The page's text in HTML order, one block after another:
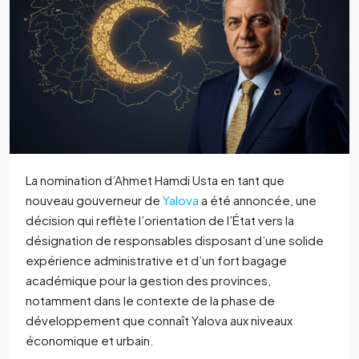
La nomination d’Ahmet Hamdi Usta en tant que
nouveau gouverneur de Yalova a été annoncée, une
décision qui reflète l’orientation de l’État vers la
désignation de responsables disposant d’une solide
expérience administrative et d’un fort bagage
académique pour la gestion des provinces,
notamment dans le contexte de la phase de
développement que connaît Yalova aux niveaux
économique et urbain.